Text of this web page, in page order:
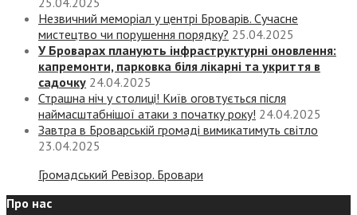
Незвичний меморіал у центрі Броварів. Сучасне
мистецтво чи порушення порядку? 25.04.2025
У Броварах планують інфраструктурні оновлення:
капремонти, парковка біля лікарні та укриття в
садочку 24.04.2025
Страшна ніч у столиці! Київ оговтується після
наймасштабнішої атаки з початку року! 24.04.2025
Завтра в Броварській громаді вимикатимуть світло
23.04.2025
Громадський Ревізор. Бровари
Про нас